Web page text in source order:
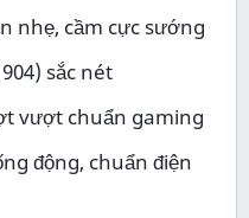
nhẹ, cầm cực sướng
sắc nét
vượt chuẩn gaming
động, chuẩn điện